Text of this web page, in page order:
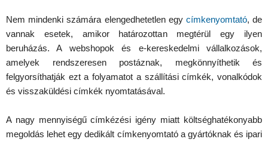
Nem mindenki számára elengedhetetlen egy címkenyomtató, de
vannak esetek, amikor határozottan megtérül egy ilyen
beruházás. A webshopok és e-kereskedelmi vállalkozások,
amelyek rendszeresen postáznak, megkönnyíthetik és
felgyorsíthatják ezt a folyamatot a szállítási címkék, vonalkódok
és visszaküldési címkék nyomtatásával.
A nagy mennyiségű címkézési igény miatt költséghatékonyabb
megoldás lehet egy dedikált címkenyomtató a gyártóknak és ipari